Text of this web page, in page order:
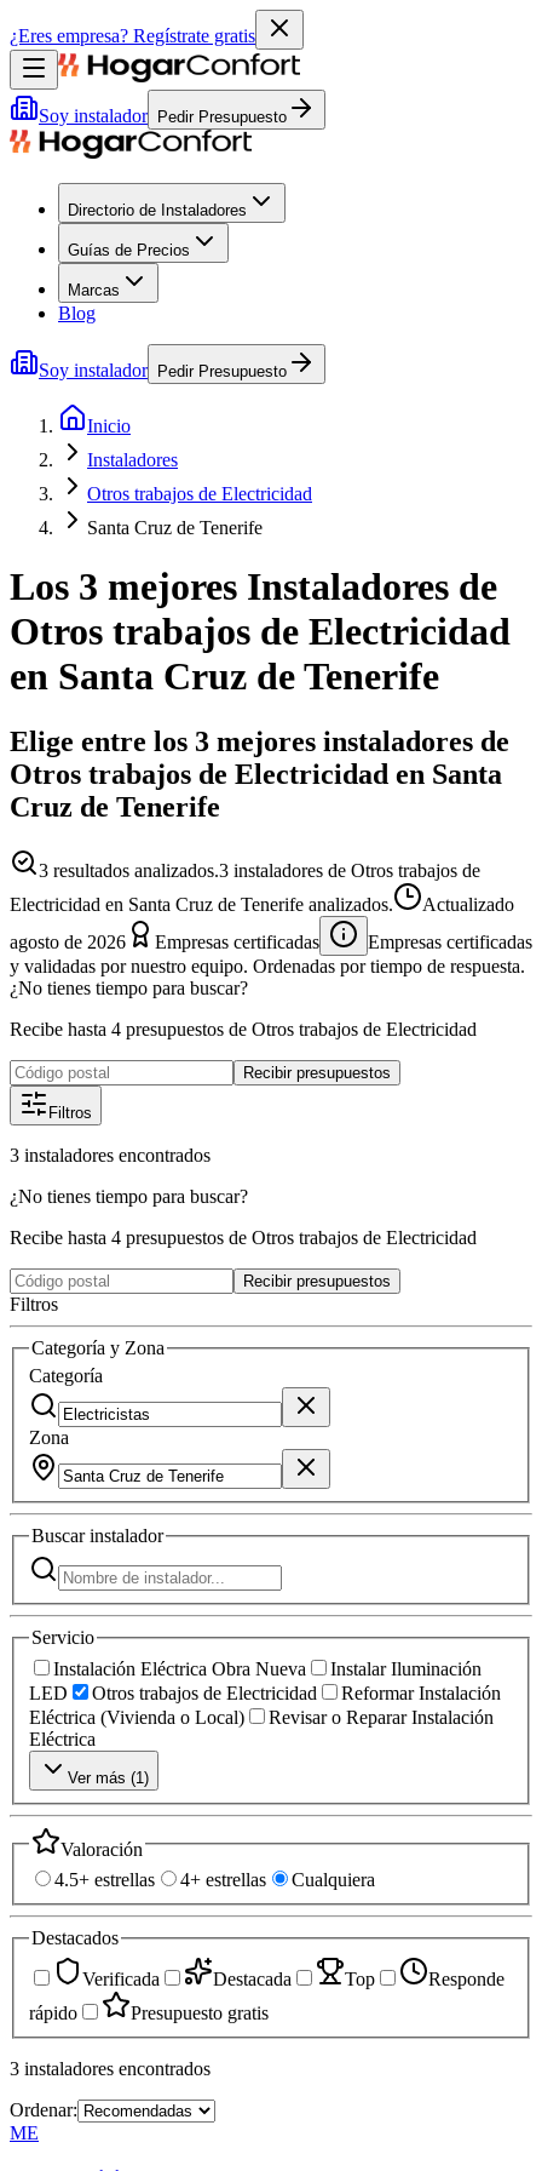
¿Eres empresa? Regístrate gratis
Soy instalador Pedir Presupuesto
Directorio de Instaladores
Guías de Precios
Marcas
Blog
Soy instalador Pedir Presupuesto
Inicio
Instaladores
Otros trabajos de Electricidad
Santa Cruz de Tenerife
Los 3 mejores Instaladores de
Otros trabajos de Electricidad
en Santa Cruz de Tenerife
Elige entre los 3 mejores instaladores de
Otros trabajos de Electricidad en Santa
Cruz de Tenerife
3 resultados analizados.3 instaladores de Otros trabajos de
Electricidad en Santa Cruz de Tenerife analizados.
Actualizado
agosto de 2026
Empresas certificadas
Empresas certificadas
y validadas por nuestro equipo. Ordenadas por tiempo de respuesta.
¿No tienes tiempo para buscar?
Recibe hasta 4 presupuestos de Otros trabajos de Electricidad
Recibir presupuestos
Filtros
3 instaladores encontrados
¿No tienes tiempo para buscar?
Recibe hasta 4 presupuestos de Otros trabajos de Electricidad
Recibir presupuestos
Filtros
Categoría y Zona
Categoría
Zona
Buscarinstalador
Servicio
Instalación Eléctrica Obra Nueva
Instalar Iluminación
LED
Otros trabajos de Electricidad
Reformar Instalación
Eléctrica (Vivienda o Local)
Revisar o Reparar Instalación
Eléctrica
Ver más (1)
Valoración
4.5+ estrellas
4+ estrellas Cualquiera
Destacados
Verificada
Destacada Top
Responde
rápido
Presupuesto gratis
3 instaladores encontrados
Ordenar:
ME